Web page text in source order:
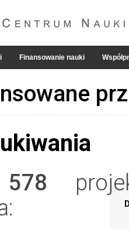
Finansowanie nauki
578